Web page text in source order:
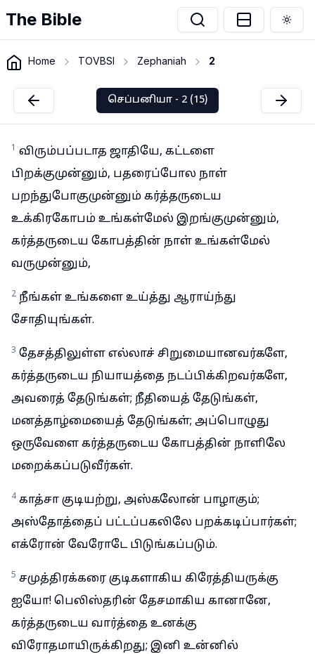
The Bible
Home TOVBSI Zephaniah 2
செப்பனியா - 2 (15)
1 விரும்பப்படாத ஜாதியே, கட்டளை
பிறக்குமுன்னும், பதரைப்போல நாள்
பறந்துபோகுமுன்னும் கர்த்தருடைய
உக்கிரகோபம் உங்கள்மேல் இறங்குமுன்னும்,
கர்த்தருடைய கோபத்தின் நாள் உங்கள்மேல்
வருமுன்னும்,
2 நீங்கள் உங்களை உய்த்து ஆராய்ந்து
சோதியுங்கள்.
3 தேசத்திலுள்ள எல்லாச் சிறுமையானவர்களே,
கர்த்தருடைய நியாயத்தை நடப்பிக்கிறவர்களே,
அவரைத் தேடுங்கள்; நீதியைத் தேடுங்கள்,
மனத்தாழ்மையைத் தேடுங்கள்; அப்பொழுது
ஒருவேளை கர்த்தருடைய கோபத்தின் நாளிலே
மறைக்கப்படுவீர்கள்.
4 காத்சா குடியற்று, அஸ்கலோன் பாழாகும்;
அஸ்தோத்தைப் பட்டப்பகலிலே பறக்கடிப்பார்கள்;
எக்ரோன் வேரோடே பிடுங்கப்படும்.
5 சமுத்திரக்கரை குடிகளாகிய கிரேத்தியருக்கு
ஐயோ! பெலிஸ்தரின் தேசமாகிய கானானே,
கர்த்தருடைய வார்த்தை உனக்கு
விரோதமாயிருக்கிறது; இனி உன்னில்